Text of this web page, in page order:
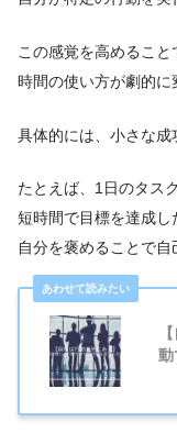
この感覚を高めること
時間の使い方が劇的に
具体的には、小さな成
たとえば、1日のタス
短時間で目標を達成し
自分を褒めることで自
動